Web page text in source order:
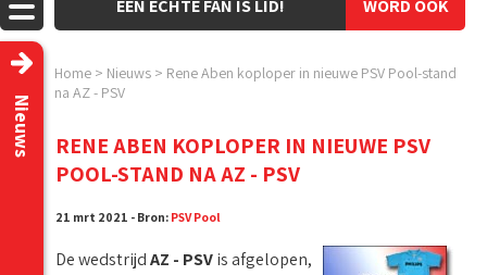
WORD OOK
EEN ECHTE FAN IS LID!
Home > Nieuws > Rene Aben koploper in nieuwe PSV Pool-stand
na AZ - PSV
Nieuws
RENE ABEN KOPLOPER IN NIEUWE PSV
POOL-STAND NA AZ - PSV
21 mrt 2021 - Bron: PSV Pool
De wedstrijdAZ - PSVis afgelopen,